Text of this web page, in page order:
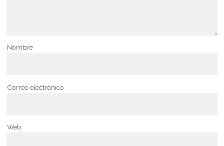
Nombre
Correo electrónico
Web